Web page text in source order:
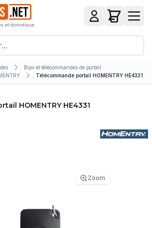
et domotique
Bips et télécommandes de portail
Télécommande portail HOMENTRY HE4331
HOMENTRY HE4331
Zoom